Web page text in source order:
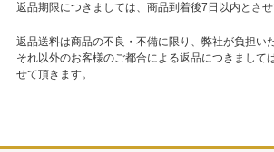
返品期限につきましては、商品到着後7日以内とさせ
返品送料は商品の不良・不備に限り、弊社が負担い
それ以外のお客様のご都合による返品につきまして
せて頂きます。